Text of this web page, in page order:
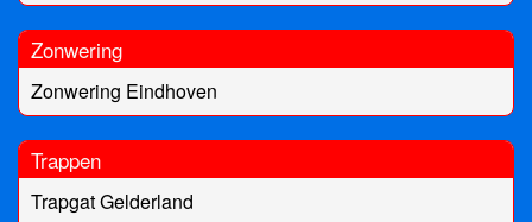
Zonwering
Zonwering Eindhoven
Trappen
Trapgat Gelderland